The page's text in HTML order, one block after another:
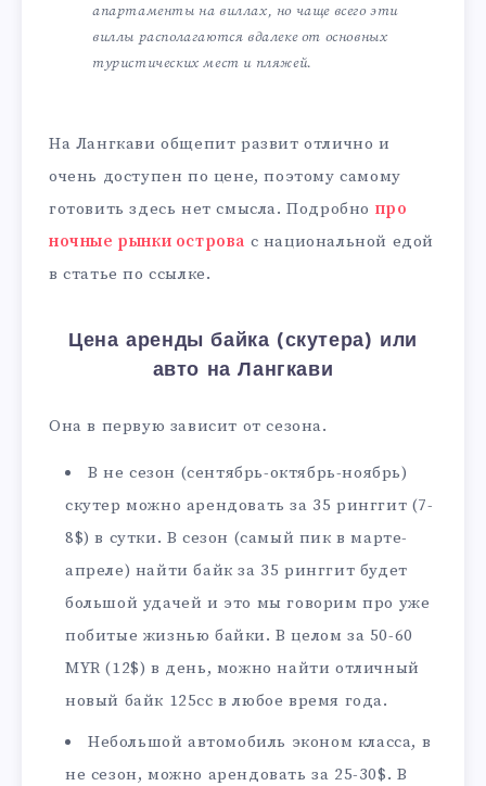
апартаменты на виллах, но чаще всего эти
виллы располагаются вдалеке от основных
туристических мест и пляжей.
На Лангкави общепит развит отлично и
очень доступен по цене, поэтому самому
готовить здесь нет смысла. Подробно про
ночные рынки острова с национальной едой
в статье по ссылке.
Цена аренды байка (скутера) или
авто на Лангкави
Она в первую зависит от сезона.
В не сезон (сентябрь-октябрь-ноябрь)
скутер можно арендовать за 35 ринггит (7-
8$) в сутки. В сезон (самый пик в марте-
апреле) найти байк за 35 ринггит будет
большой удачей и это мы говорим про уже
побитые жизнью байки. В целом за 50-60
MYR (12$) в день, можно найти отличный
новый байк 125сс в любое время года.
Небольшой автомобиль эконом класса, в
не сезон, можно арендовать за 25-30$. В